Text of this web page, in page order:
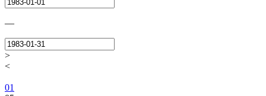
—
>
<
01